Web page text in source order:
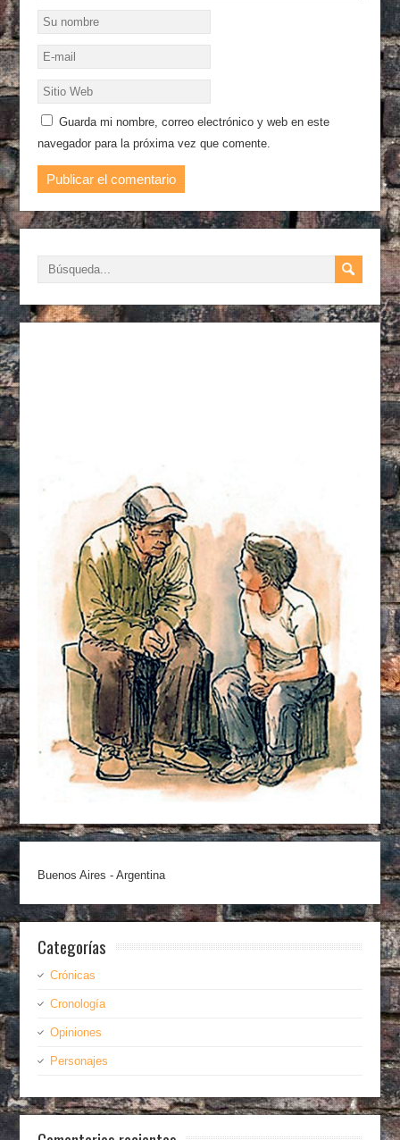
Guarda mi nombre, correo electrónico y web en este
navegador para la próxima vez que comente.
Buenos Aires - Argentina
Categorías
Crónicas
Cronología
Opiniones
Personajes